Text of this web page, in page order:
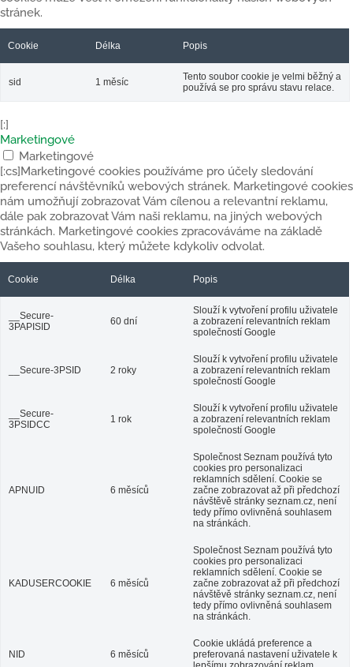
stránek.
Cookie Délka Popis
sid 1 měsíc
Tento soubor cookie je velmi běžný a
používá se pro správu stavu relace.
[:]
Marketingové
Marketingové
[:cs]Marketingové cookies používáme pro účely sledování
preferencí návštěvníků webových stránek. Marketingové cookies
nám umožňují zobrazovat Vám cílenou a relevantní reklamu,
dále pak zobrazovat Vám naši reklamu, na jiných webových
stránkách. Marketingové cookies zpracováváme na základě
Vašeho souhlasu, který můžete kdykoliv odvolat.
Cookie Délka Popis
__Secure-
3PAPISID
60 dní
Slouží k vytvoření profilu uživatele
a zobrazení relevantních reklam
společností Google
__Secure-3PSID 2 roky
Slouží k vytvoření profilu uživatele
a zobrazení relevantních reklam
společností Google
__Secure-
3PSIDCC
1 rok
Slouží k vytvoření profilu uživatele
a zobrazení relevantních reklam
společností Google
APNUID 6 měsíců
Společnost Seznam používá tyto
cookies pro personalizaci
reklamních sdělení. Cookie se
začne zobrazovat až při předchozí
návštěvě stránky seznam.cz, není
tedy přímo ovlivněná souhlasem
na stránkách.
KADUSERCOOKIE 6 měsíců
Společnost Seznam používá tyto
cookies pro personalizaci
reklamních sdělení. Cookie se
začne zobrazovat až při předchozí
návštěvě stránky seznam.cz, není
tedy přímo ovlivněná souhlasem
na stránkách.
NID 6 měsíců
Cookie ukládá preference a
preferovaná nastavení uživatele k